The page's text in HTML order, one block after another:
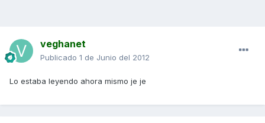
veghanet
Publicado 1 de Junio del 2012
Lo estaba leyendo ahora mismo je je